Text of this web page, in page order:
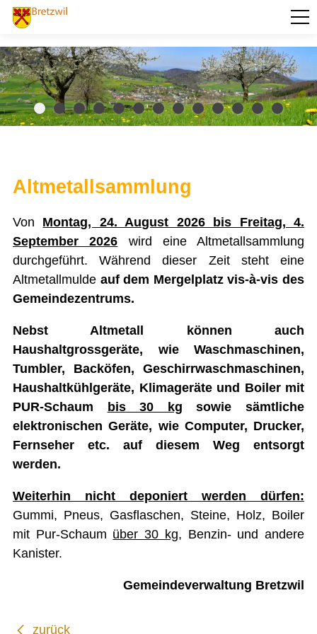
PORTRÄT
Fotogalerie
Geschichte
Ortsplan
Sehenswert
AKTUELLES
KULTUR UND FREIZEIT
SOZIALES / GESUNDHEIT
SICHERHEIT
ENTSORGUNG UND UMWELT
IMMOBILIENANGEBOTE
GEWERBE
GÄSTEBUCH
LINKS
Altmetallsammlung
Von
Montag, 24. August 2026 bis Freitag, 4.
September 2026
wird eine Altmetallsammlung
durchgeführt. Während dieser Zeit steht eine
Altmetallmulde auf dem Mergelplatz vis-à-vis des
Gemeindezentrums.
Nebst Altmetall können auch
Haushaltgrossgeräte, wie Waschmaschinen,
Tumbler, Backöfen, Geschirrwaschmaschinen,
Haushaltkühlgeräte, Klimageräte und Boiler mit
PUR-Schaum bis 30 kg sowie sämtliche
elektronischen Geräte, wie Computer, Drucker,
Fernseher etc. auf diesem Weg entsorgt
werden.
Weiterhin nicht deponiert werden dürfen:
Gummi, Pneus, Gasflaschen, Steine, Holz, Boiler
mit Pur-Schaum über 30 kg, Benzin- und andere
Kanister.
Gemeindeverwaltung Bretzwil
zurück